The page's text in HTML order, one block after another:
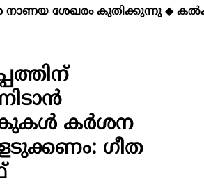
@70ശേഖരം കുതിക്കുന്നു◆
കര്‍ശന
ഗീത